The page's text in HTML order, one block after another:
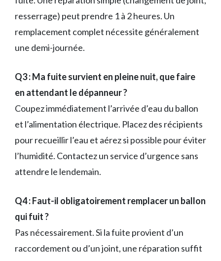
resserrage) peut prendre 1 à 2 heures. Un
remplacement complet nécessite généralement
une demi-journée.
Q3 : Ma fuite survient en pleine nuit, que faire
en attendant le dépanneur ?
Coupez immédiatement l’arrivée d’eau du ballon
et l’alimentation électrique. Placez des récipients
pour recueillir l’eau et aérez si possible pour éviter
l’humidité. Contactez un service d’urgence sans
attendre le lendemain.
Q4 : Faut-il obligatoirement remplacer un ballon
qui fuit ?
Pas nécessairement. Si la fuite provient d’un
raccordement ou d’un joint, une réparation suffit